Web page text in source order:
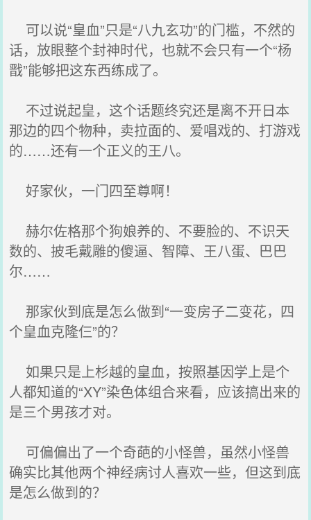
可以说“皇血”只是“八九玄功”的门槛，不然的
话，放眼整个封神时代，也就不会只有一个“杨
戬”能够把这东西练成了。
不过说起皇，这个话题终究还是离不开日本
那边的四个物种，卖拉面的、爱唱戏的、打游戏
的……还有一个正义的王八。
好家伙，一门四至尊啊！
赫尔佐格那个狗娘养的、不要脸的、不识天
数的、披毛戴雕的傻逼、智障、王八蛋、巴巴
尔……
那家伙到底是怎么做到“一变房子二变花，四
个皇血克隆仨”的？
如果只是上杉越的皇血，按照基因学上是个
人都知道的“XY”染色体组合来看，应该搞出来的
是三个男孩才对。
可偏偏出了一个奇葩的小怪兽，虽然小怪兽
确实比其他两个神经病讨人喜欢一些，但这到底
是怎么做到的？